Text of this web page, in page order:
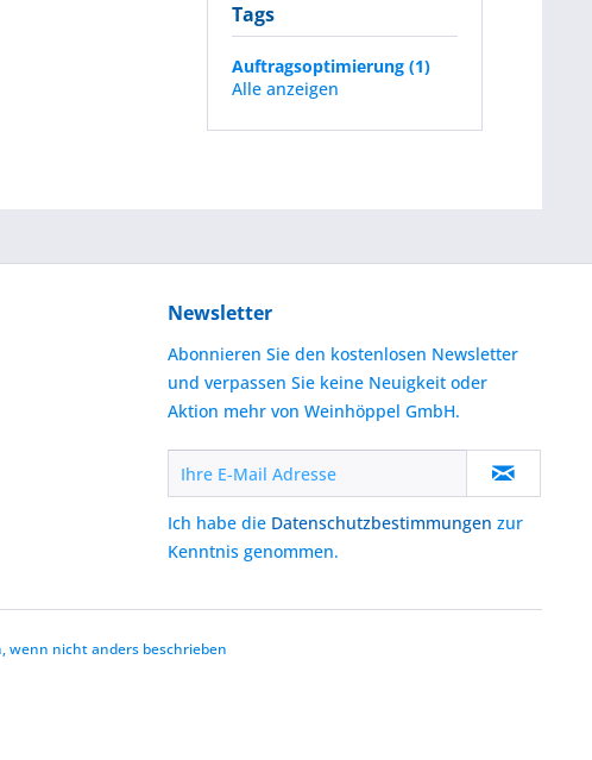
Tags
Auftragsoptimierung (1)
Alle anzeigen
Newsletter
Abonnieren Sie den kostenlosen Newsletter
und verpassen Sie keine Neuigkeit oder
Aktion mehr von Weinhöppel GmbH.
Ich habe die Datenschutzbestimmungen zur
Kenntnis genommen.
wenn nicht anders beschrieben